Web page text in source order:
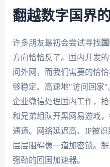
翻越数字国界
许多朋友最初会尝试寻找
方向恰恰反了。国内开发
问外网，而我们需要的恰
够稳定、高速地"访问回家
企业微信处理国内工作，
和兄弟组队开黑网易游戏
通道。网络延迟高、IP被
层层阻碍像一道加密锁。
强劲的回国加速器。